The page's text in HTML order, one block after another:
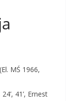
(El. MŚ 1966,
41’, Ernest